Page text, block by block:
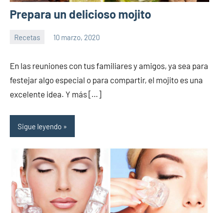
Prepara un delicioso mojito
Recetas 10 marzo, 2020
la
salud
comentarios
En las reuniones con tus familiares y amigos, ya sea para
festejar algo especial o para compartir, el mojito es una
excelente idea. Y más […]
Sigue leyendo